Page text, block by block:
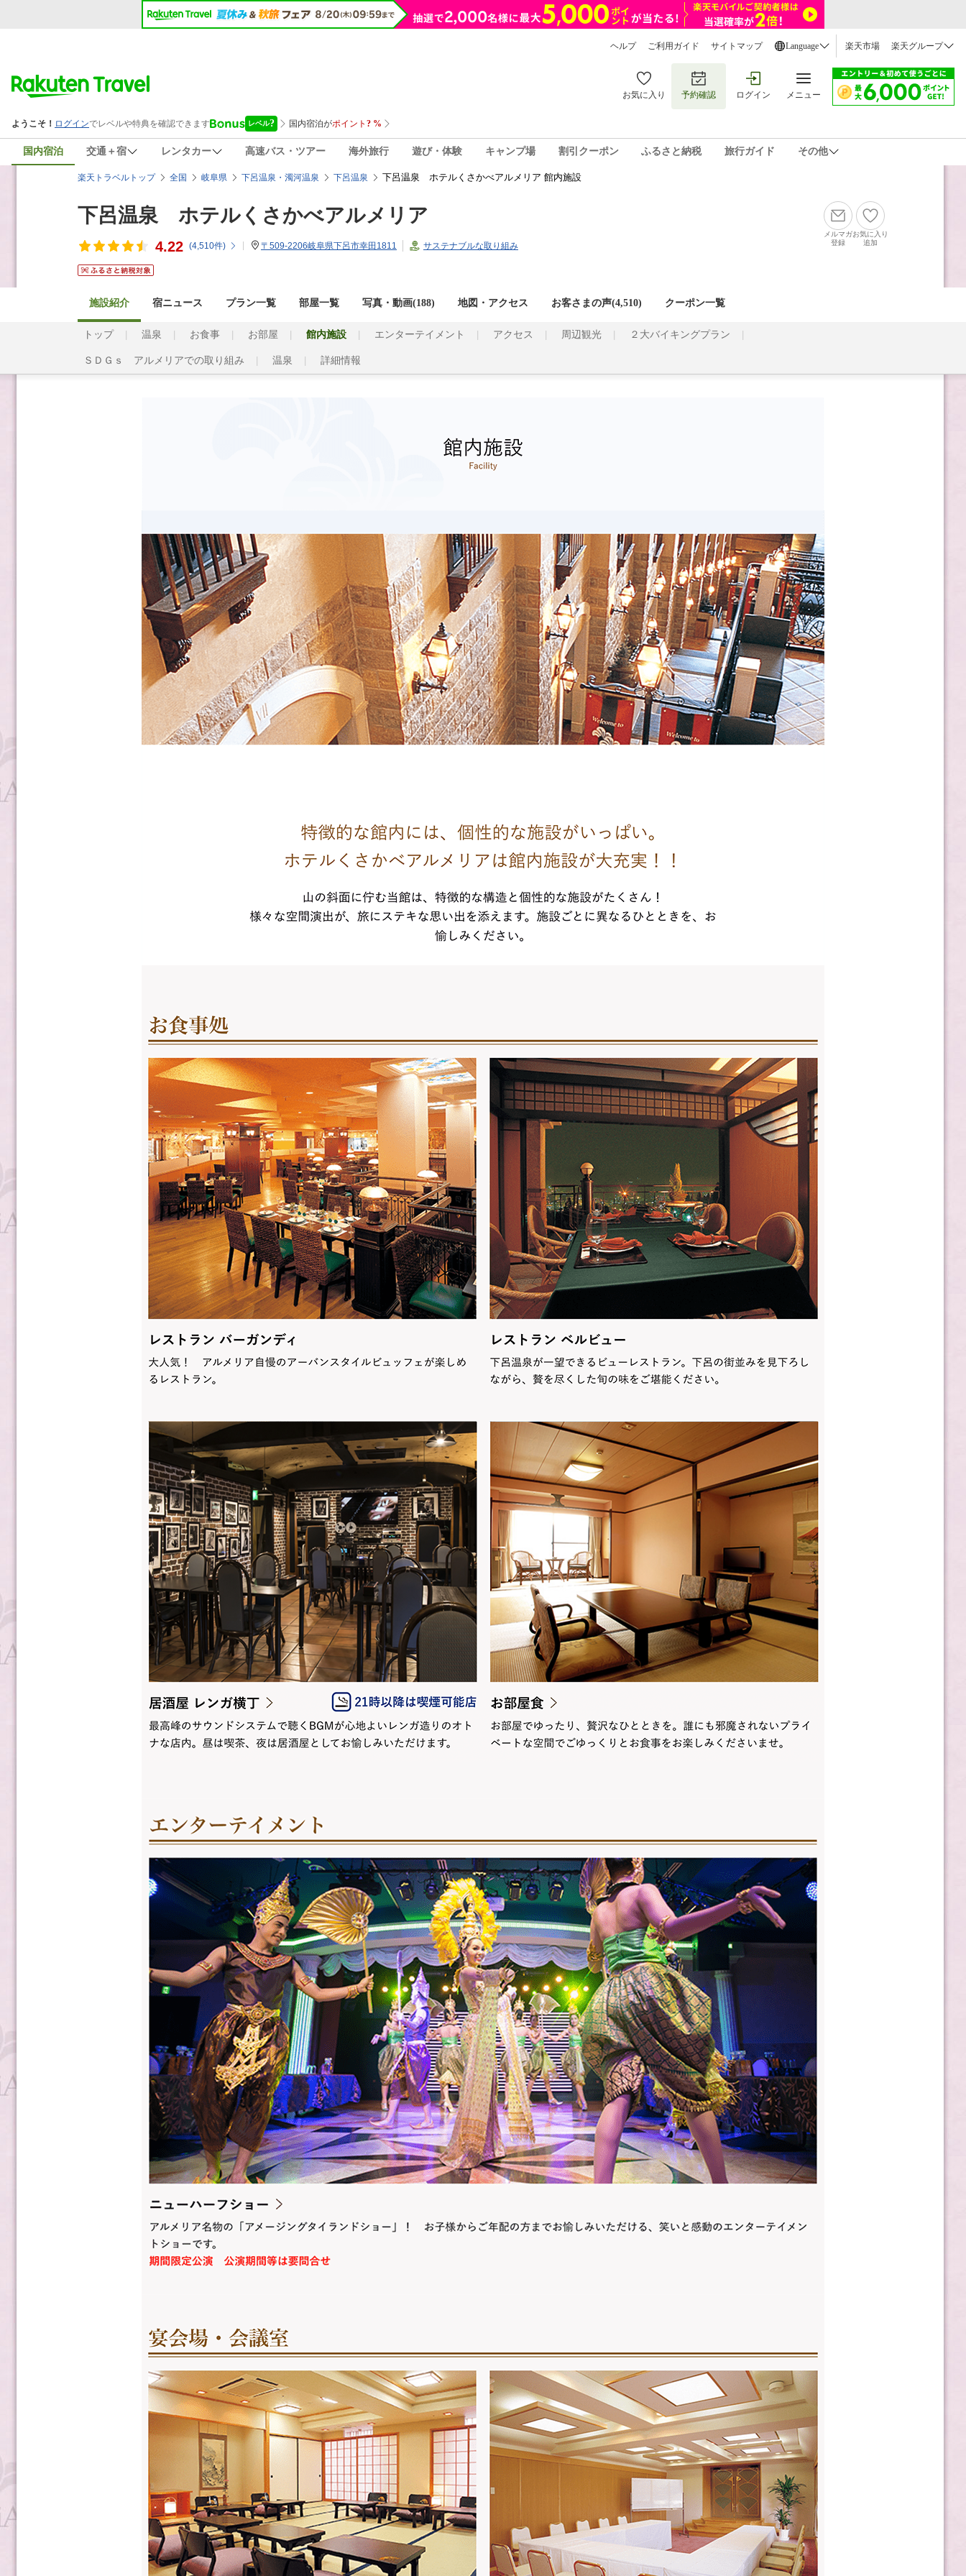
ヘルプ ご利用ガイド サイトマップ Language 楽天市場 楽天グループ
お気に入り 予約確認 ログイン メニュー
国内宿泊 交通＋宿 レンタカー 高速バス・ツアー 海外旅行 遊び・体験 キャンプ場 割引クーポン ふるさと納税 旅行ガイド その他
楽天トラベルトップ 全国 岐阜県 下呂温泉・濁河温泉 下呂温泉 下呂温泉 ホテルくさかべアルメリア 館内施設
下呂温泉 ホテルくさかべアルメリア
4.22 (4,510件) 〒509-2206岐阜県下呂市幸田1811 サステナブルな取り組み
メルマガ
登録
お気に入り
追加
施設紹介 宿ニュース プラン一覧 部屋一覧 写真・動画(188) 地図・アクセス お客さまの声(4,510) クーポン一覧
トップ 温泉 お食事 お部屋 館内施設 エンターテイメント アクセス 周辺観光 ２大バイキングプラン
ＳＤＧｓ アルメリアでの取り組み 温泉 詳細情報